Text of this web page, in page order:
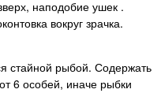
наподобие ушек .
вокруг зрачка.
стайной рыбой. Содержать
6 особей, иначе рыбки